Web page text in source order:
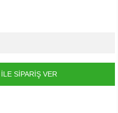
SİPARİŞ VER